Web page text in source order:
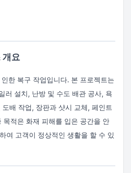
요
한 복구 작업입니다. 본 프로젝트는
러 설치, 난방 및 수도 배관 공사, 욕
배 작업, 장판과 샷시 교체, 페인트
목적은 화재 피해를 입은 공간을 안
여 고객이 정상적인 생활을 할 수 있